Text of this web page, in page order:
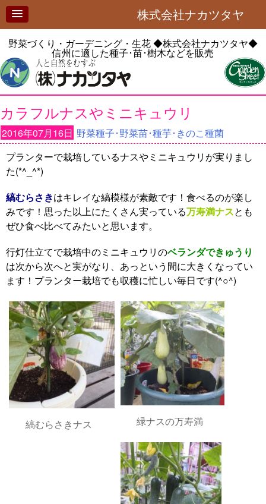
株式会社ナカツタヤ
野菜づくり・ガーデニング・生花◆株式会社ナカツタヤ◆
信州に適した種子･苗･樹木などを販売
カラフルナスやミニキュウリ
2016年07月16日 野菜種子･野菜苗･種芋･きのこ種菌
プランターで栽培しているナスやミニキュウリが実りまし
た(*^_^*)
縞むらさきはキレイな縞模様が素敵です！食べるのが楽し
みです！思った以上にたくさん実っている万寿満ナスとも
ぜひ食べ比べてみたいと思います。
行灯仕立てで栽培中のミニキュウリのベランダできゅうり
は次から次へと実がなり、あっという間に大きくなってい
ます！プランター栽培でも収穫に忙しい毎日です(^○^)
縞むらさきナス 緑ナスの万寿満